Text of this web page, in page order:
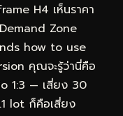
H4 เห็นราคา
Zone
how to use
คุณจะรู้ว่านี่คือ
1:3 — เสี่ยง 30
lot ก็คือเสี่ยง